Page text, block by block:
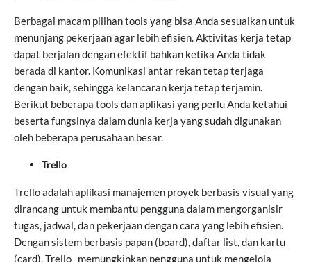
Berbagai macam pilihan tools yang bisa Anda sesuaikan untuk
menunjang pekerjaan agar lebih efisien. Aktivitas kerja tetap
dapat berjalan dengan efektif bahkan ketika Anda tidak
berada di kantor. Komunikasi antar rekan tetap terjaga
dengan baik, sehingga kelancaran kerja tetap terjamin.
Berikut beberapa tools dan aplikasi yang perlu Anda ketahui
beserta fungsinya dalam dunia kerja yang sudah digunakan
oleh beberapa perusahaan besar.
Trello
Trello adalah aplikasi manajemen proyek berbasis visual yang
dirancang untuk membantu pengguna dalam mengorganisir
tugas, jadwal, dan pekerjaan dengan cara yang lebih efisien.
Dengan sistem berbasis papan (board), daftar list, dan kartu
(card), Trello memungkinkan pengguna untuk mengelola